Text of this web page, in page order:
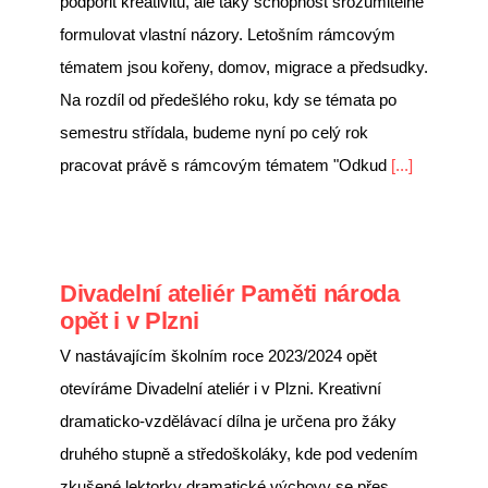
formulovat vlastní názory. Letošním rámcovým
tématem jsou kořeny, domov, migrace a předsudky.
Na rozdíl od předešlého roku, kdy se témata po
semestru střídala, budeme nyní po celý rok
pracovat právě s rámcovým tématem "Odkud [...]
Divadelní ateliér Paměti národa
opět i v Plzni
V nastávajícím školním roce 2023/2024 opět
otevíráme Divadelní ateliér i v Plzni. Kreativní
dramaticko-vzdělávací dílna je určena pro žáky
druhého stupně a středoškoláky, kde pod vedením